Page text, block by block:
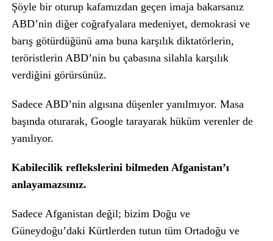
Şöyle bir oturup kafamızdan geçen imaja bakarsanız
ABD’nin diğer coğrafyalara medeniyet, demokrasi ve
barış götürdüğünü ama buna karşılık diktatörlerin,
teröristlerin ABD’nin bu çabasına silahla karşılık
verdiğini görürsünüz.
Sadece ABD’nin algısına düşenler yanılmıyor. Masa
başında oturarak, Google tarayarak hüküm verenler de
yanılıyor.
Kabilecilik reflekslerini bilmeden Afganistan’ı
anlayamazsınız.
Sadece Afganistan değil; bizim Doğu ve
Güneydoğu’daki Kürtlerden tutun tüm Ortadoğu ve